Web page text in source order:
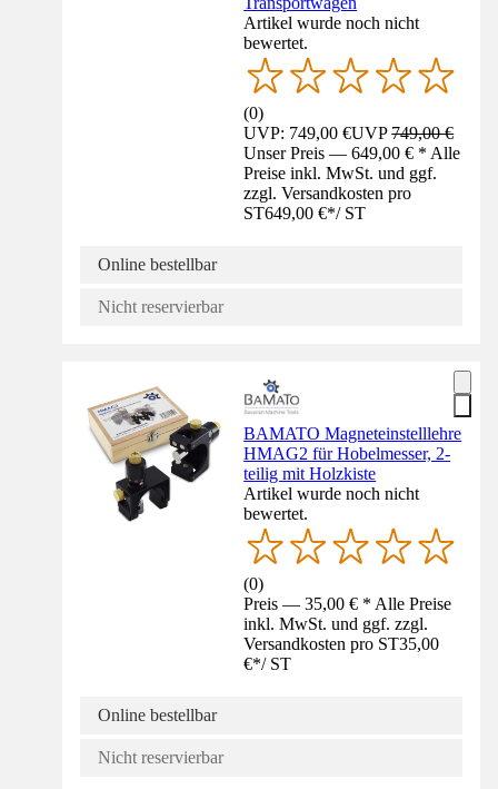
Artikel wurde noch nicht
bewertet.
(0)
UVP: 749,00 €UVP749,00 €
Unser Preis — 649,00 € * Alle
Preise inkl. MwSt. und ggf.
zzgl. Versandkosten pro
ST649,00 €*/ ST
Online bestellbar
Nicht reservierbar
BAMATO Magneteinstelllehre
HMAG2 für Hobelmesser, 2-
teilig mit Holzkiste
Artikel wurde noch nicht
bewertet.
(0)
Preis — 35,00 € * Alle Preise
inkl. MwSt. und ggf. zzgl.
Versandkosten pro ST35,00
€*/ ST
Online bestellbar
Nicht reservierbar